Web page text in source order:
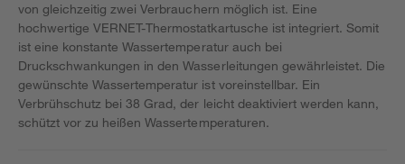
von gleichzeitig zwei Verbrauchern möglich ist. Eine
hochwertige VERNET-Thermostatkartusche ist integriert. Somit
ist eine konstante Wassertemperatur auch bei
Druckschwankungen in den Wasserleitungen gewährleistet. Die
gewünschte Wassertemperatur ist voreinstellbar. Ein
Verbrühschutz bei 38 Grad, der leicht deaktiviert werden kann,
schützt vor zu heißen Wassertemperaturen.